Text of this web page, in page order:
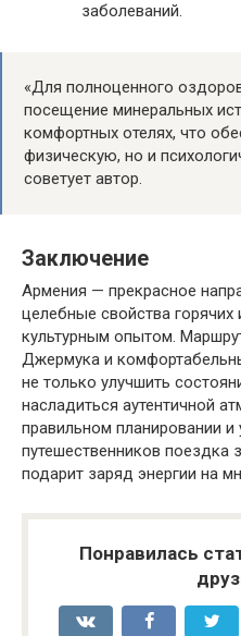
заболеваний.
«Для полноценного
посещение минеральных
комфортных отелях, что
физическую, но и
советует автор.
Заключение
Армения — прекрасное
целебные свойства горячих
культурным опытом.
Джермука и
не только улучшить
насладиться аутентичной
правильном планировании и
путешественников поездка
подарит заряд энергии на
Понравилась